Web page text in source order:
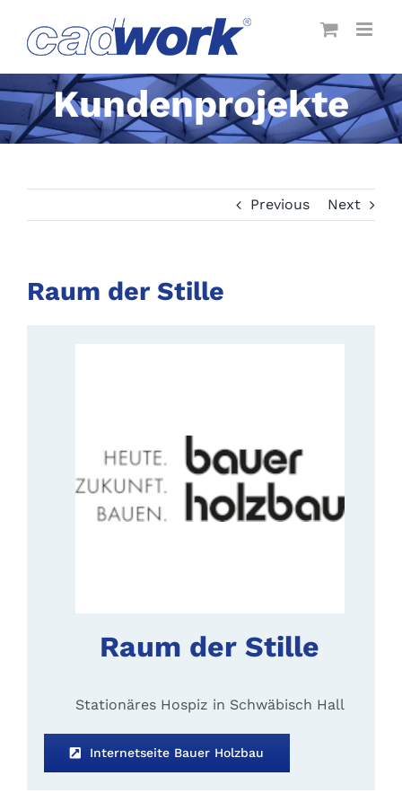
content
Kundenprojekte
Previous Next
Raum der Stille
Raum der Stille
Stationäres Hospiz in Schwäbisch Hall
Internetseite Bauer Holzbau